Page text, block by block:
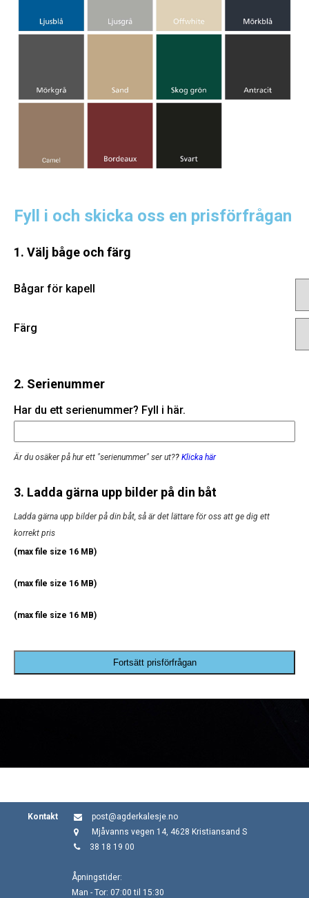
Fyll i och skicka oss en prisförfrågan
1. Välj båge och färg
Bågar för kapell
Färg
2. Serienummer
Har du ett serienummer? Fyll i här.
Är du osäker på hur ett "serienummer" ser ut?? Klicka här
3. Ladda gärna upp bilder på din båt
Ladda gärna upp bilder på din båt, så är det lättare för oss att ge dig ett
korrekt pris
(max file size 16 MB)
(max file size 16 MB)
(max file size 16 MB)
Fortsätt prisförfrågan
Kontakt
post@agderkalesje.no
Mjåvanns vegen 14, 4628 Kristiansand S
38 18 19 00
Åpningstider:
Man - Tor: 07:00 til 15:30